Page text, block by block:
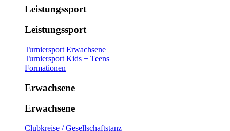
Leistungssport
Leistungssport
Turniersport Erwachsene
Turniersport Kids + Teens
Formationen
Erwachsene
Erwachsene
Clubkreise / Gesellschaftstanz